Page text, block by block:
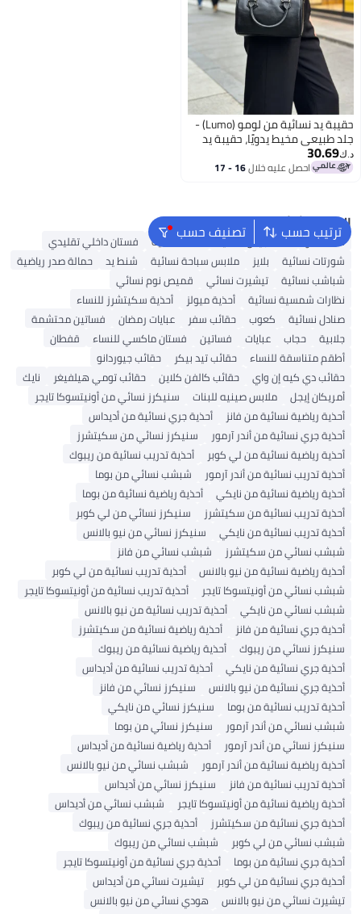
حقيبة يد نسائية من لومو (Lumo) -
جلد طبيعي مخيط يدويًا، حقيبة يد
وكروس (تصميم 2 في 1)
د.ك‏30.69
احصل عليه خلال 16 - 17
اغسطس
ترتيب حسب تصنيف حسب البحث الشائع
شنط ألدو شنط جيس نسائية شنط نسائية
فستان داخلي تقليدي
شورتات نسائية
بلايز ملابس سباحة نسائية شنط يد
حمالة صدر رياضية
شباشب نسائية
تيشيرت نسائي
قميص نوم نسائي
نظارات شمسية نسائية
أحذية ميولز
أحذية سكيتشرز للنساء
صنادل نسائية
كعوب حقائب سفر عبايات رمضان
فساتين محتشمة
جلابية
حجاب عبايات فساتين فستان ماكسي للنساء
قفطان
أطقم متناسقة للنساء
حقائب تيد بيكر
حقائب جيوردانو
حقائب دي كيه إن واي
حقائب كالفن كلاين حقائب تومي هيلفيغر
نايك
أمريكان إيجل
ملابس صينيه للبنات
سنيكرز نسائي من أونيتسوكا تايجر
أحذية رياضية نسائية من فانز
أحذية جري نسائية من أديداس
أحذية جري نسائية من أندر آرمور
سنيكرز نسائي من سكيتشرز
أحذية رياضية نسائية من لي كوبر
أحذية تدريب نسائية من ريبوك
أحذية تدريب نسائية من أندر آرمور
شبشب نسائي من بوما
أحذية رياضية نسائية من نايكي
أحذية رياضية نسائية من بوما
أحذية تدريب نسائية من سكيتشرز
سنيكرز نسائي من لي كوبر
أحذية تدريب نسائية من نايكي
سنيكرز نسائي من نيو بالانس
شبشب نسائي من سكيتشرز
شبشب نسائي من فانز
أحذية رياضية نسائية من نيو بالانس
أحذية تدريب نسائية من لي كوبر
شبشب نسائي من أونيتسوكا تايجر
أحذية تدريب نسائية من أونيتسوكا تايجر
شبشب نسائي من نايكي
أحذية تدريب نسائية من نيو بالانس
أحذية جري نسائية من فانز
أحذية رياضية نسائية من سكيتشرز
سنيكرز نسائي من ريبوك
أحذية رياضية نسائية من ريبوك
أحذية جري نسائية من نايكي
أحذية تدريب نسائية من أديداس
أحذية جري نسائية من نيو بالانس
سنيكرز نسائي من فانز
أحذية تدريب نسائية من بوما
سنيكرز نسائي من نايكي
شبشب نسائي من أندر آرمور
سنيكرز نسائي من بوما
سنيكرز نسائي من أندر آرمور
أحذية رياضية نسائية من أديداس
أحذية رياضية نسائية من أندر آرمور
شبشب نسائي من نيو بالانس
أحذية تدريب نسائية من فانز
سنيكرز نسائي من أديداس
أحذية رياضية نسائية من أونيتسوكا تايجر
شبشب نسائي من أديداس
أحذية جري نسائية من سكيتشرز
أحذية جري نسائية من ريبوك
شبشب نسائي من لي كوبر
شبشب نسائي من ريبوك
أحذية جري نسائية من بوما
أحذية جري نسائية من أونيتسوكا تايجر
أحذية جري نسائية من لي كوبر
تيشيرت نسائي من أديداس
تيشيرت نسائي من نيو بالانس
هودي نسائي من نيو بالانس